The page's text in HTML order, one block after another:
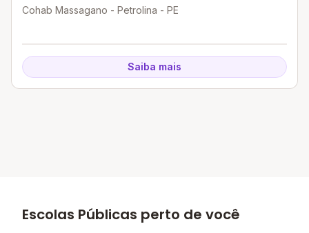
Cohab Massagano - Petrolina - PE
Saiba mais
Escolas Públicas perto de você